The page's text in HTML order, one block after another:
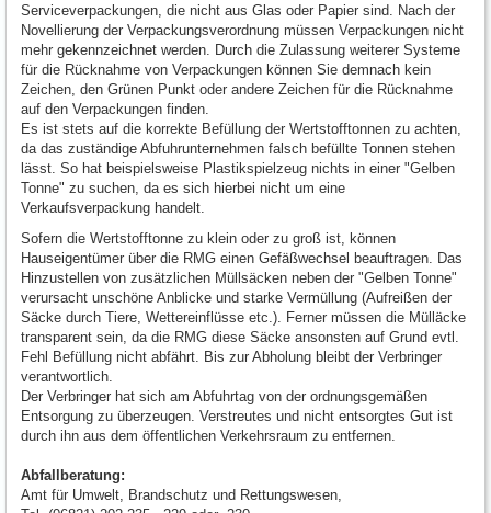
Serviceverpackungen, die nicht aus Glas oder Papier sind. Nach der
Novellierung der Verpackungsverordnung müssen Verpackungen nicht
mehr gekennzeichnet werden. Durch die Zulassung weiterer Systeme
für die Rücknahme von Verpackungen können Sie demnach kein
Zeichen, den Grünen Punkt oder andere Zeichen für die Rücknahme
auf den Verpackungen finden.
Es ist stets auf die korrekte Befüllung der Wertstofftonnen zu achten,
da das zuständige Abfuhrunternehmen falsch befüllte Tonnen stehen
lässt. So hat beispielsweise Plastikspielzeug nichts in einer "Gelben
Tonne" zu suchen, da es sich hierbei nicht um eine
Verkaufsverpackung handelt.
Sofern die Wertstofftonne zu klein oder zu groß ist, können
Hauseigentümer über die RMG einen Gefäßwechsel beauftragen. Das
Hinzustellen von zusätzlichen Müllsäcken neben der "Gelben Tonne"
verursacht unschöne Anblicke und starke Vermüllung (Aufreißen der
Säcke durch Tiere, Wettereinflüsse etc.). Ferner müssen die Mülläcke
transparent sein, da die RMG diese Säcke ansonsten auf Grund evtl.
Fehl Befüllung nicht abfährt. Bis zur Abholung bleibt der Verbringer
verantwortlich.
Der Verbringer hat sich am Abfuhrtag von der ordnungsgemäßen
Entsorgung zu überzeugen. Verstreutes und nicht entsorgtes Gut ist
durch ihn aus dem öffentlichen Verkehrsraum zu entfernen.
Abfallberatung:
Amt für Umwelt, Brandschutz und Rettungswesen,